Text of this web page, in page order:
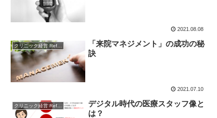
2021.08.08
クリニック経営 References
「来院マネジメント」の成功の秘
訣
2021.07.10
クリニック経営 References
デジタル時代の医療スタッフ像と
は？